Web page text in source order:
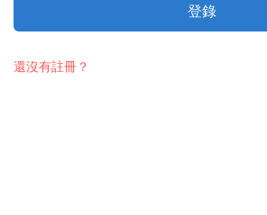
登錄
還沒有註冊？